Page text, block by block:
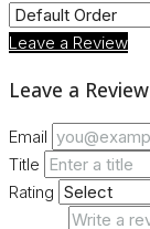
Leave a Review
Leave a Review
Email
Title
Rating